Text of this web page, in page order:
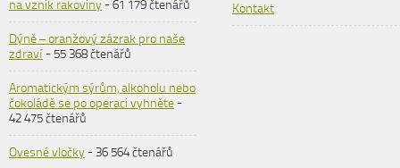
na vznik rakoviny- 61 179 čtenářů
Dýně – oranžový zázrak pro naše
zdraví- 55 368 čtenářů
Aromatickým sýrům, alkoholu nebo
čokoládě se po operaci vyhněte-
42 475 čtenářů
Ovesné vločky- 36 564 čtenářů
Kontakt